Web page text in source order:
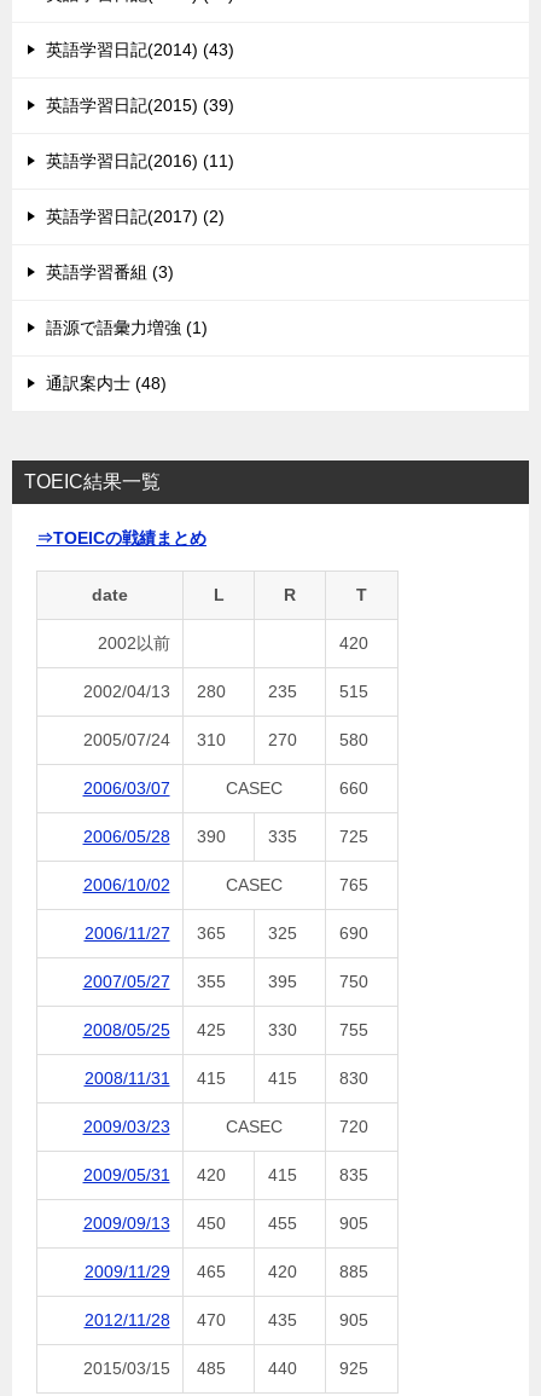
英語学習日記(2014) (43)
英語学習日記(2015) (39)
英語学習日記(2016) (11)
英語学習日記(2017) (2)
英語学習番組 (3)
語源で語彙力増強 (1)
通訳案内士 (48)
TOEIC結果一覧
⇒TOEICの戦績まとめ
date L R T
2002以前 420
2002/04/13 280 235 515
2005/07/24 310 270 580
2006/03/07 CASEC 660
2006/05/28 390 335 725
2006/10/02 CASEC 765
2006/11/27 365 325 690
2007/05/27 355 395 750
2008/05/25 425 330 755
2008/11/31 415 415 830
2009/03/23 CASEC 720
2009/05/31 420 415 835
2009/09/13 450 455 905
2009/11/29 465 420 885
2012/11/28 470 435 905
2015/03/15 485 440 925